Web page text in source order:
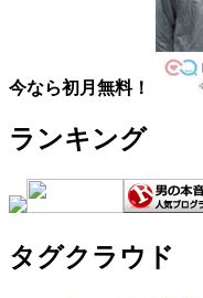
今なら初月無料！
ランキング
タグクラウド